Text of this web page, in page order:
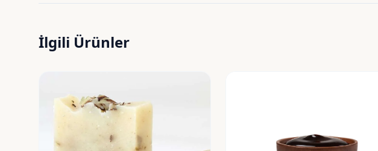
İlgili Ürünler